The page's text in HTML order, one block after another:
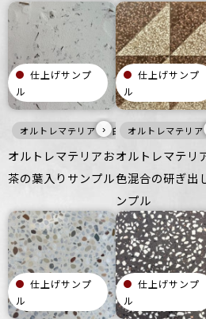
仕上げサンプ
ル
オルトレマテリア 白 壁 床 つ
›
オルトレマテリアお
茶の葉入りサンプル
仕上げサンプ
ル
オルトレマテリア
オルトレマテリ
色混合の研ぎ出
ンプル
仕上げサンプ
ル
仕上げサンプ
ル